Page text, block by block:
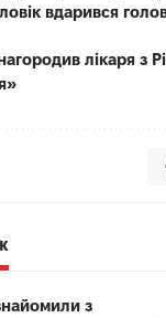
вдарився
лікаря з
з